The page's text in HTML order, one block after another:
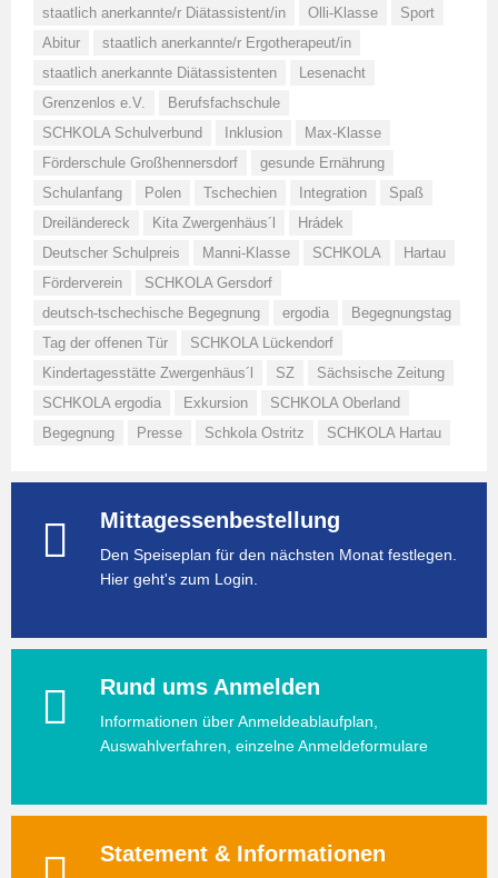
staatlich anerkannte/r Diätassistent/in
Olli-Klasse
Sport
Abitur
staatlich anerkannte/r Ergotherapeut/in
staatlich anerkannte Diätassistenten
Lesenacht
Grenzenlos e.V.
Berufsfachschule
SCHKOLA Schulverbund
Inklusion
Max-Klasse
Förderschule Großhennersdorf
gesunde Ernährung
Schulanfang
Polen Tschechien Integration
Spaß
Dreiländereck
Kita Zwergenhäus´l
Hrádek
Deutscher Schulpreis
Manni-Klasse SCHKOLA
Hartau
Förderverein
SCHKOLA Gersdorf
deutsch-tschechische Begegnung
ergodia
Begegnungstag
Tag der offenen Tür
SCHKOLA Lückendorf
Kindertagesstätte Zwergenhäus´l
SZ
Sächsische Zeitung
SCHKOLA ergodia
Exkursion
SCHKOLA Oberland
Begegnung
Presse Schkola Ostritz SCHKOLA Hartau
Mittagessenbestellung
Den Speiseplan für den nächsten Monat festlegen.
Hier geht's zum Login.
Rund ums Anmelden
Informationen über Anmeldeablaufplan,
Auswahlverfahren, einzelne Anmeldeformulare
Statement & Informationen